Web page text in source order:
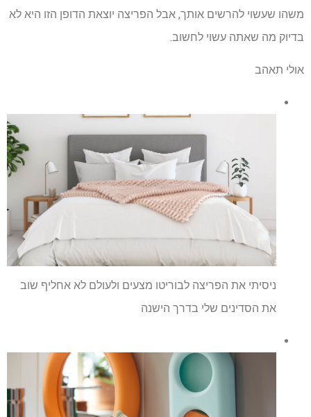
משהו שעשוי להרשים אותך, אבל הפריצה יוצאת הדופן הזו היא לא
בדיוק מה שאתה עשוי לחשוב.
אולי תאהב
ניסיתי את הפריצה לבוריטו מצעים ולעולם לא אחליף שוב
את הסדינים שלי בדרך הישנה